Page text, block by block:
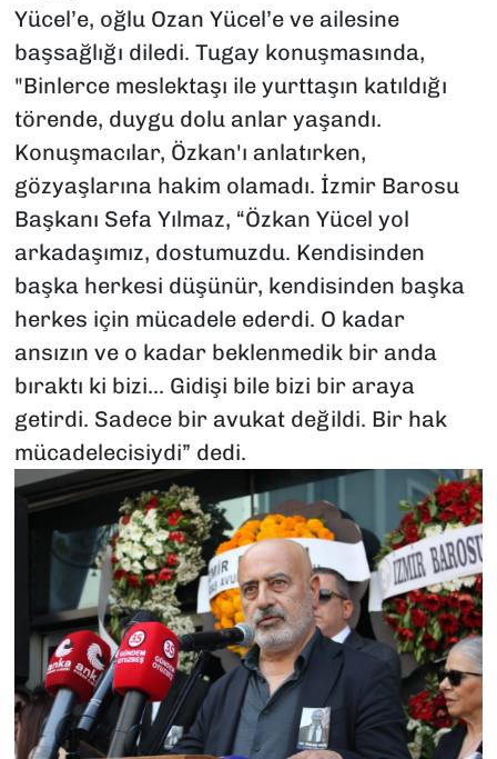
Yücel’e, oğlu Ozan Yücel’e ve ailesine
başsağlığı diledi. Tugay konuşmasında,
"Binlerce meslektaşı ile yurttaşın katıldığı
törende, duygu dolu anlar yaşandı.
Konuşmacılar, Özkan'ı anlatırken,
gözyaşlarına hakim olamadı. İzmir Barosu
Başkanı Sefa Yılmaz, “Özkan Yücel yol
arkadaşımız, dostumuzdu. Kendisinden
başka herkesi düşünür, kendisinden başka
herkes için mücadele ederdi. O kadar
ansızın ve o kadar beklenmedik bir anda
bıraktı ki bizi... Gidişi bile bizi bir araya
getirdi. Sadece bir avukat değildi. Bir hak
mücadelecisiydi” dedi.